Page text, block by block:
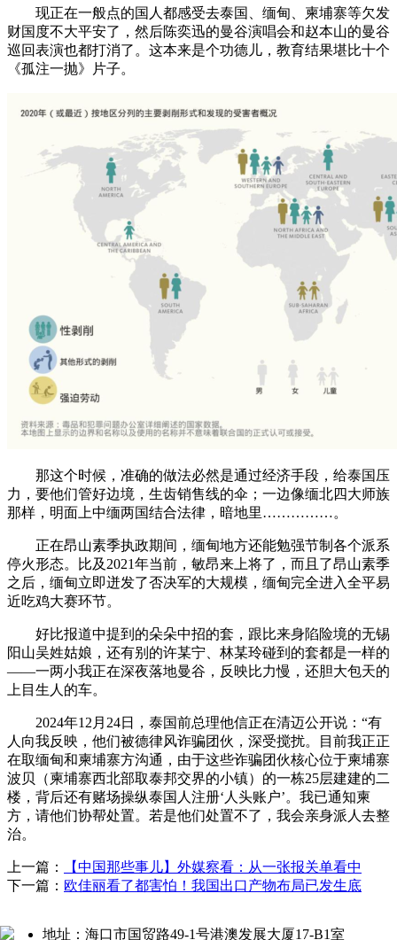
现正在一般点的国人都感受去泰国、缅甸、柬埔寨等欠发
财国度不大平安了，然后陈奕迅的曼谷演唱会和赵本山的曼谷
巡回表演也都打消了。这本来是个功德儿，教育结果堪比十个
《孤注一抛》片子。
那这个时候，准确的做法必然是通过经济手段，给泰国压
力，要他们管好边境，生齿销售线的伞；一边像缅北四大师族
那样，明面上中缅两国结合法律，暗地里……………。
正在昂山素季执政期间，缅甸地方还能勉强节制各个派系
停火形态。比及2021年当前，敏昂来上将了，而且了昂山素季
之后，缅甸立即迸发了否决军的大规模，缅甸完全进入全平易
近吃鸡大赛环节。
好比报道中提到的朵朵中招的套，跟比来身陷险境的无锡
阳山吴姓姑娘，还有别的许某宁、林某玲碰到的套都是一样的
——一两小我正在深夜落地曼谷，反映比力慢，还胆大包天的
上目生人的车。
2024年12月24日，泰国前总理他信正在清迈公开说：“有
人向我反映，他们被德律风诈骗团伙，深受搅扰。目前我正正
在取缅甸和柬埔寨方沟通，由于这些诈骗团伙核心位于柬埔寨
波贝（柬埔寨西北部取泰邦交界的小镇）的一栋25层建建的二
楼，背后还有赌场操纵泰国人注册‘人头账户’。我已通知柬
方，请他们协帮处置。若是他们处置不了，我会亲身派人去整
治。
上一篇：
【中国那些事儿】外媒察看：从一张报关单看中
下一篇： 欧佳丽看了都害怕！我国出口产物布局已发生底
地址：海口市国贸路49-1号港澳发展大厦17-B1室